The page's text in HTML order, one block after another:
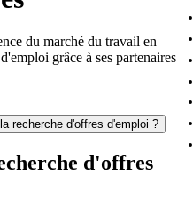
du marché du travail en
grâce à ses partenaires
recherche d'offres d'emploi ?
d'offres